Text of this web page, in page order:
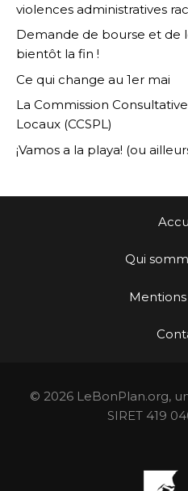
violences administratives
Demande de bourse et de
bientôt la fin !
Ce qui change au 1er mai
La Commission
Locaux (CCSPL)
¡Vamos a la playa! (ou
Qui
© 2026 LeBonPlan.org,
SIRET 419